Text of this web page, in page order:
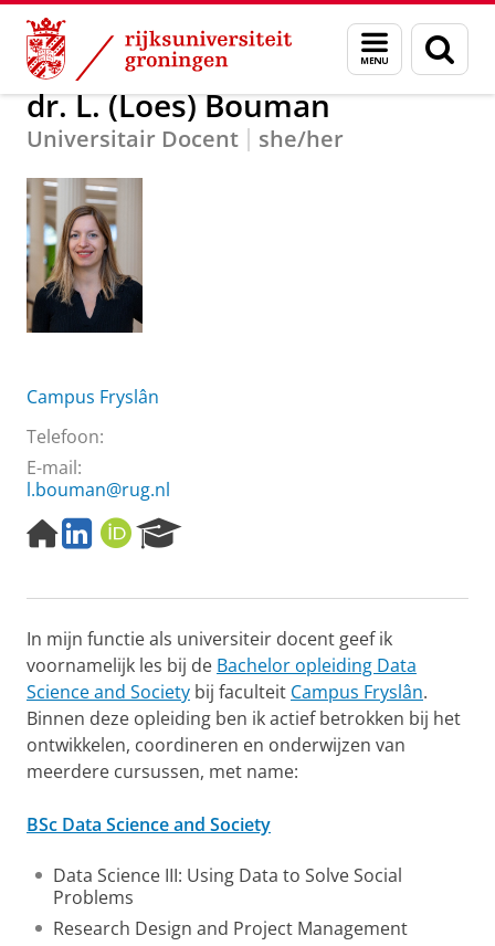
Skip
Content
Skip
Navigation
Menu
en
zoeken
Over ons dr. L. (Loes) Bouman
dr. L. (Loes) Bouman
Universitair Docent she/her
Campus Fryslân
Telefoon:
E-mail:
l.bouman@rug.nl
H
o
e
a
g
e
L
i
k
d
I
n
O
R
I
e
r
c
h
P
o
r
t
l
In mijn functie als universiteir docent geef ik
voornamelijk les bij de Bachelor opleiding Data
Science and Society bij faculteit Campus Fryslân.
Binnen deze opleiding ben ik actief betrokken bij het
ontwikkelen, coordineren en onderwijzen van
meerdere cursussen, met name:
BSc Data Science and Society
Data Science III: Using Data to Solve Social
Problems
Research Design and Project Management